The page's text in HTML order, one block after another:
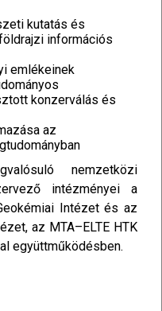
kutatás és
információs
emlékeinek
konzerválás és
az
nemzetközi
intézményei a
Intézet és az
az MTA–ELTE HTK
együttműködésben.